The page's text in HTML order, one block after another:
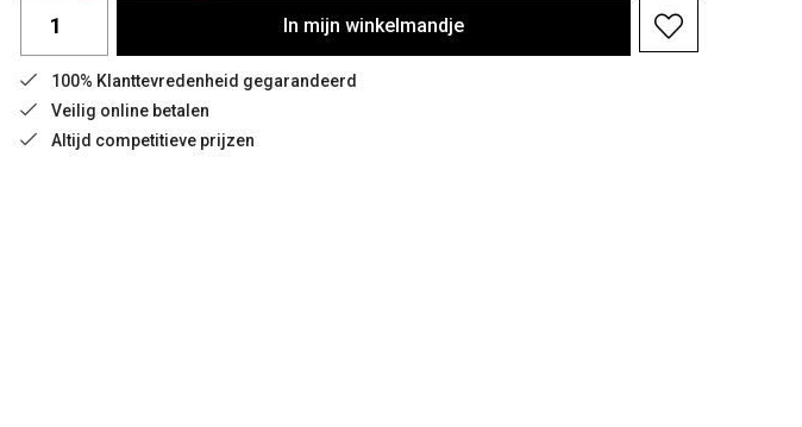
In mijn winkelmandje
100% Klanttevredenheid gegarandeerd
Veilig online betalen
Altijd competitieve prijzen